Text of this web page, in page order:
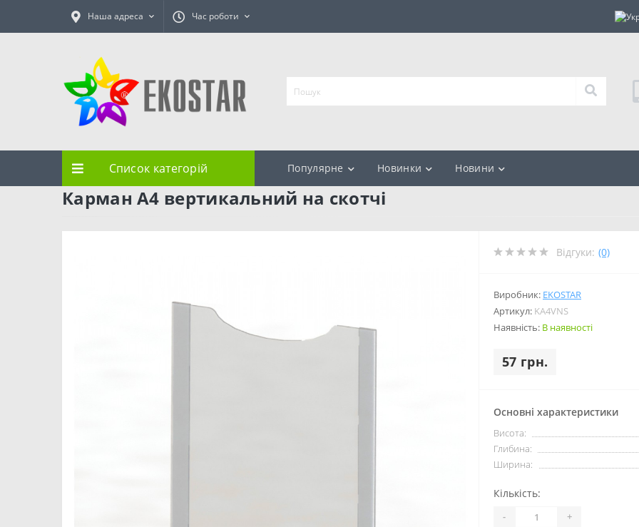
Наша адреса Час роботи
Список категорій Популярне Новинки Новини
Карман А4 вертикальний на скотчі
Відгуки: (0)
Виробник: EKOSTAR
Артикул: KA4VNS
Наявність: В наявності
57 грн.
Основні характеристики
Висота:
Глибина:
Ширина:
Кількість:
- +